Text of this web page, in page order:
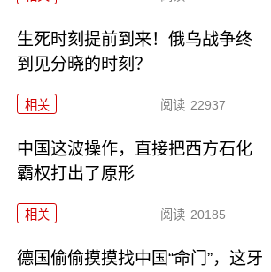
生死时刻提前到来！俄乌战争终
到见分晓的时刻？
相关 阅读 22937
中国这波操作，直接把西方石化
霸权打出了原形
相关 阅读 20185
德国偷偷摸摸找中国“命门”，这牙